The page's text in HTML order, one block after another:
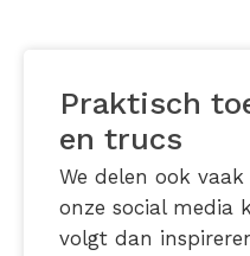
Praktisch
en trucs
We delen ook
onze social media
volgt dan